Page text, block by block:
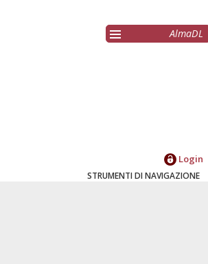
AlmaDL
Login
STRUMENTI DI NAVIGAZIONE